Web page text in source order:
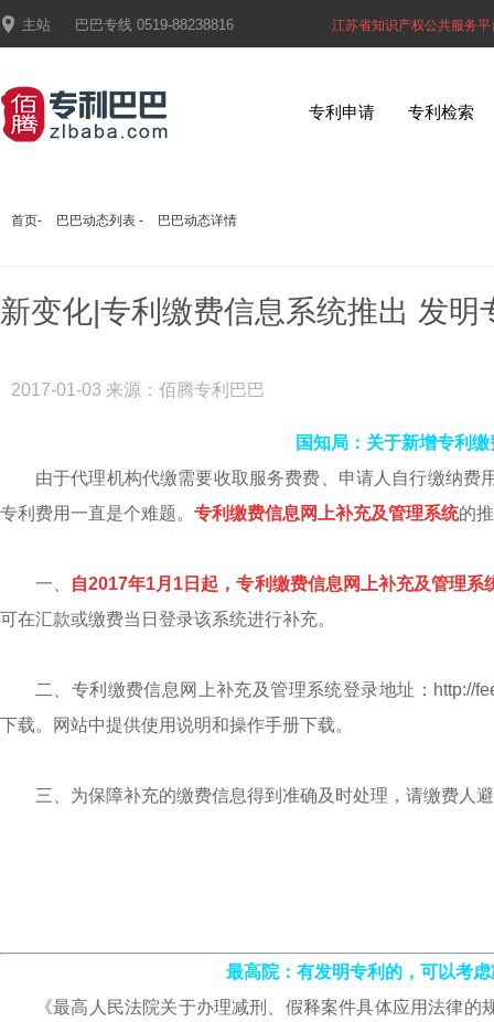
 主站 巴巴专线 0519-88238816 江苏省知识产权公共服务平
专利申请 专利检索
首页- 巴巴动态列表 - 巴巴动态详情
新变化|专利缴费信息系统推出 发明
2017-01-03 来源：佰腾专利巴巴
国知局：关于新增专利
由于代理机构代缴需要收取服务费费、申请人自行缴纳
专利费用一直是个难题。 专利缴费信息网上补充及管理系统的
一、 自2017年1月 1 日起，专利缴费信息网上补充及管理系
可在汇款或缴费当日登录该系统进行补充。
二、专利缴费信息网上补充及管理系统登录地址：http://
下载。网站中提供使用说明和操作手册下载。
三、为保障补充的缴费信息得到准确及时处理，请缴费人
最高院：有发明专利 的，可以考
《最高人民法院关于办理减刑、假释案件具体应用法律